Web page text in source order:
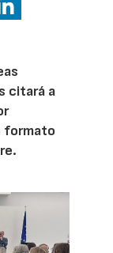
citará a
formato